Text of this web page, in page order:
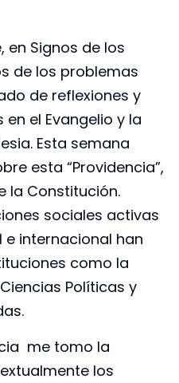
en Signos de los
de los problemas
de reflexiones y
el Evangelio y la
Esta semana
esta “Providencia”,
la Constitución.
sociales activas
internacional han
como la
Políticas y
me tomo la
los